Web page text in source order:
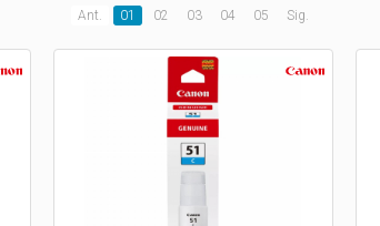
Ant. 01 02 03 04 05 Sig.